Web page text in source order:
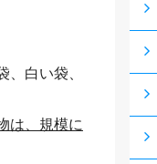
、白い袋、
は、規模に